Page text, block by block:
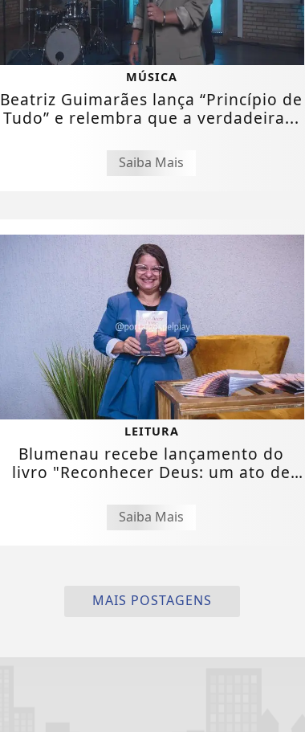
MÚSICA
Beatriz Guimarães lança “Princípio de
Tudo” e relembra que a verdadeira...
Saiba Mais
LEITURA
Blumenau recebe lançamento do
livro "Reconhecer Deus: um ato de
Saiba Mais
MAIS POSTAGENS